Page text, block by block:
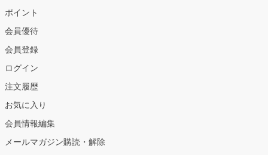
ポイント
会員優待
会員登録
ログイン
注文履歴
お気に入り
会員情報編集
メールマガジン購読・解除